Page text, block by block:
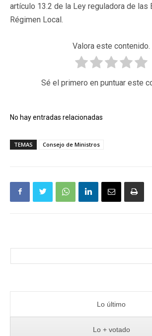
artículo 13.2 de la Ley reguladora de las
Régimen Local.
Valora este contenido.
Sé el primero en puntuar este
No hay entradas relacionadas
TEMAS Consejo de Ministros
Lo último
Lo + votado